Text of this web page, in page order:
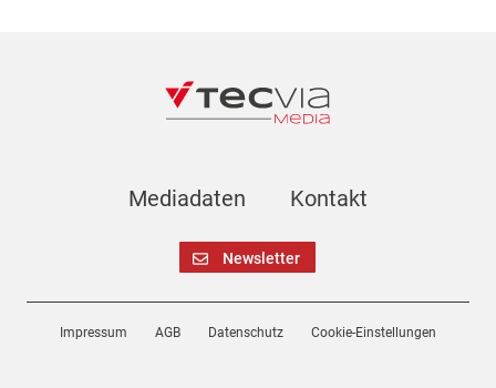
Mediadaten Kontakt
Newsletter
Impressum AGB Datenschutz Cookie-Einstellungen